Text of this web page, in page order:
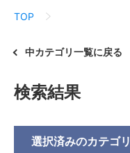
TOP
中カテゴリ一覧に戻る
検索結果
選択済みのカテゴリ